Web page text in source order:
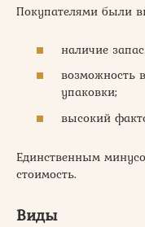
Покупателями были
наличие
возможность
упаковки;
высокий
Единственным
стоимость.
Виды